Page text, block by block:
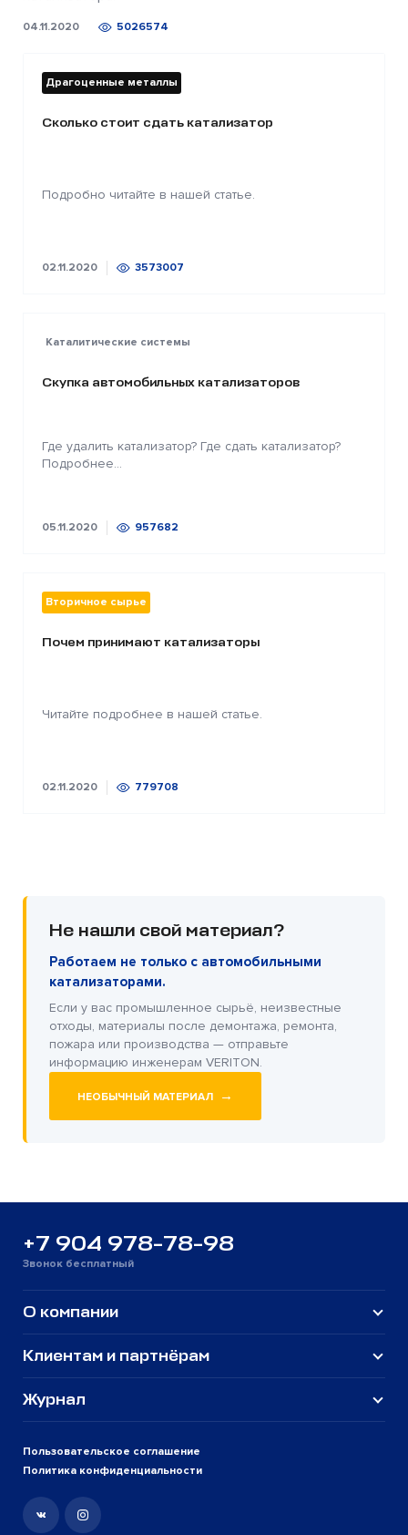
04.11.2020 5026574
Драгоценные металлы
Сколько стоит сдать катализатор
Подробно читайте в нашей статье.
02.11.2020 3573007
Каталитические системы
Скупка автомобильных катализаторов
Где удалить катализатор? Где сдать катализатор?
Подробнее...
05.11.2020 957682
Вторичное сырье
Почем принимают катализаторы
Читайте подробнее в нашей статье.
02.11.2020 779708
Не нашли свой материал?
Работаем не только с автомобильными
катализаторами.
Если у вас промышленное сырьё, неизвестные
отходы, материалы после демонтажа, ремонта,
пожара или производства — отправьте
информацию инженерам VERITON.
НЕОБЫЧНЫЙ МАТЕРИАЛ →
+7 904 978-78-98
Звонок бесплатный
Пользовательское соглашение
Политика конфиденциальности
О компании
Клиентам и партнёрам
Журнал